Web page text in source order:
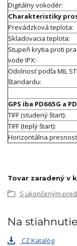
Digitálny vokodér:
Charakteristiky
Prevádzková teplota:
Skladovacia teplota:
Stupeň krytia proti
vode IPX:
Odolnosť podľa MIL
štandardu:
GPS iba PD665G a
TIFF (studený štart):
TIFF (teplý štart):
Horizontálna
Tovar zaradený v
S ukončeným
Na stiahnutie
CZ Katalóg